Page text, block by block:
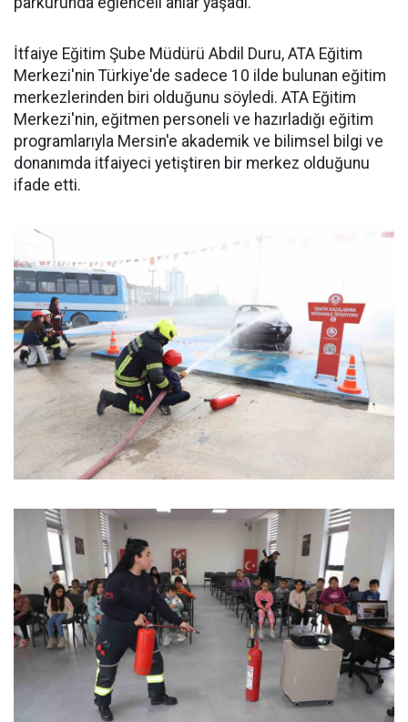
İtfaiye Eğitim Şube Müdürü Abdil Duru, ATA Eğitim
Merkezi'nin Türkiye'de sadece 10 ilde bulunan eğitim
merkezlerinden biri olduğunu söyledi. ATA Eğitim
Merkezi'nin, eğitmen personeli ve hazırladığı eğitim
programlarıyla Mersin'e akademik ve bilimsel bilgi ve
donanımda itfaiyeci yetiştiren bir merkez olduğunu
ifade etti.